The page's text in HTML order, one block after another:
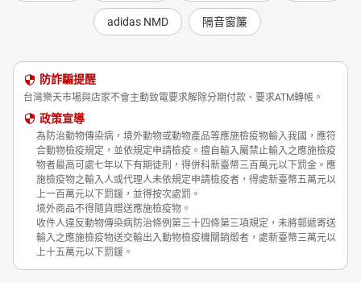
adidas NMD 隔音窗簾
防詐騙提醒
台灣樂天市場與店家不會主動致電要求解除分期付款、要求ATM轉帳。
政策宣導
為防治動物傳染病，境外動物或動物產品等應施檢疫物輸入我國，應符
合動物檢疫規定，並依規定申請檢疫。擅自輸入屬禁止輸入之應施檢疫
物者最高可處七年以下有期徒刑，得併科新臺幣三百萬元以下罰金。應
施檢疫物之輸入人或代理人未依規定申請檢疫者，得處新臺幣五萬元以
上一百萬元以下罰鍰，並得按次處罰。
境外商品不得隨貨贈送應施檢疫物。
收件人違反動物傳染病防治條例第三十四條第三項規定，未將郵遞寄送
輸入之應施檢疫物送交輸出入動物檢疫機關銷燬者，處新臺幣三萬元以
上十五萬元以下罰鍰。